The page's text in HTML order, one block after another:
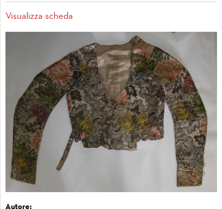
Visualizza scheda
Autore: